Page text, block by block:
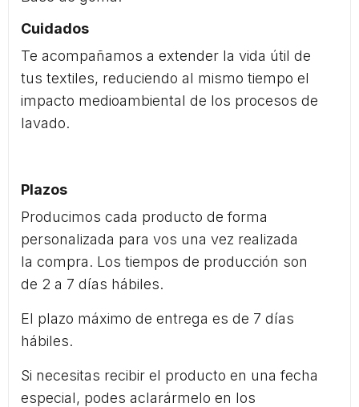
Cuidados
Te acompañamos a extender la vida útil de
tus textiles, reduciendo al mismo tiempo el
impacto medioambiental de los procesos de
lavado.
Plazos
Producimos cada producto de forma
personalizada para vos una vez realizada
la compra. Los tiempos de producción son
de 2 a 7 días hábiles.
El plazo máximo de entrega es de 7 días
hábiles.
Si necesitas recibir el producto en una fecha
especial, podes aclarármelo en los